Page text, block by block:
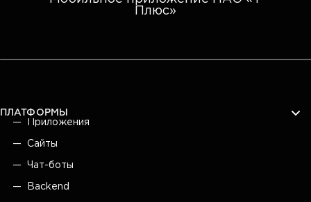
Плюс»
ПЛАТФОРМЫ
Приложения
Сайты
Чат-боты
Backend